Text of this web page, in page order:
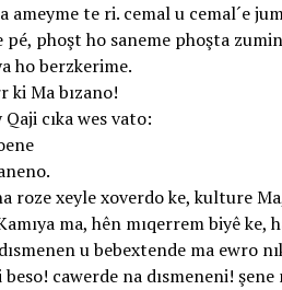
ameyme te ri. cemal u cemal´e
pé, phoşt ho saneme phoşta
ho berzkerime.
ki Ma bızano!
cıka wes vato:
roze xeyle xoverdo ke, kulture
ma, hên mıqerrem biyê ke,
u bebextende ma ewro
beso! cawerde na dısmeneni!